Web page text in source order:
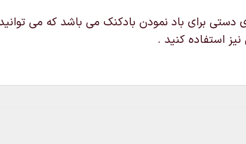
برای باد نمودن بادکنک می باشد که می
استفاده کنید .